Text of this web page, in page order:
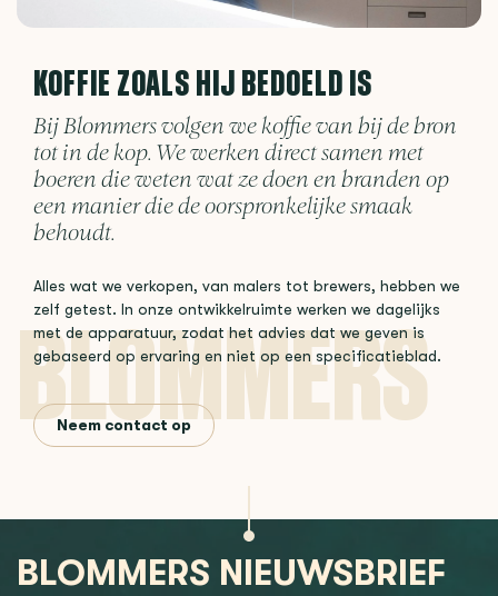
KOFFIE ZOALS HIJ BEDOELD IS
Bij Blommers volgen we koffie van bij de bron
tot in de kop. We werken direct samen met
boeren die weten wat ze doen en branden op
een manier die de oorspronkelijke smaak
behoudt.
Alles wat we verkopen, van malers tot brewers, hebben we
zelf getest. In onze ontwikkelruimte werken we dagelijks
met de apparatuur, zodat het advies dat we geven is
gebaseerd op ervaring en niet op een specificatieblad.
Neem contact op
BLOMMERS NIEUWSBRIEF